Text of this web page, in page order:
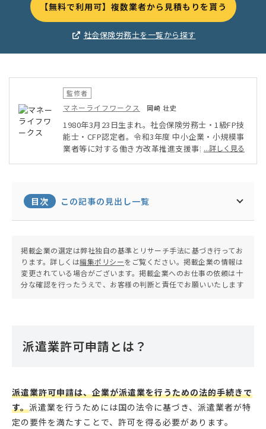
【無料で利用可】複数業者から見積もりを貰う
社会保険労務士を一覧から探す
監修者
マネーライフワークス 岡崎 壮史
1980年3月23日生まれ。社会保険労務士・1級FP技
能士・CFP認定者。令和3年度 中小企業・小規模事
業者等に対する働き方改革推進支援事業（専門家派
...詳しく見る
目次 この記事の見出し一覧
掲載企業の選定は弊社独自の基準とリサーチ手法に基づき行ってお
ります。詳しくは編集ポリシーをご覧ください。掲載企業の情報は
変更されている場合がございます。掲載企業へのお仕事の依頼は十
分な確認を行ったうえで、お客様の判断と責任でお願いいたします
派遣業許可申請とは？
派遣業許可申請は、企業が派遣業を行うための法的手続きで
す。派遣業を行うためには国の法令に基づき、派遣業者が特
定の要件を満たすことで、許可を得る必要があります。